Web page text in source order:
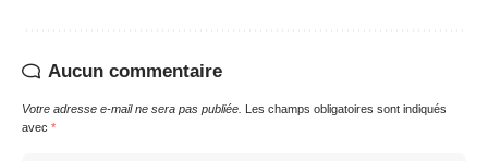
Aucun commentaire
Votre adresse e-mail ne sera pas publiée. Les champs obligatoires sont indiqués
avec *